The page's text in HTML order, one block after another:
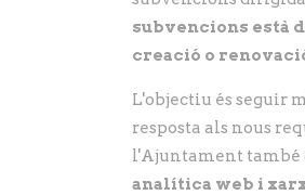
subvencions està
creació o
L'objectiu és seguir
resposta als nous
l'Ajuntament també
analítica web i